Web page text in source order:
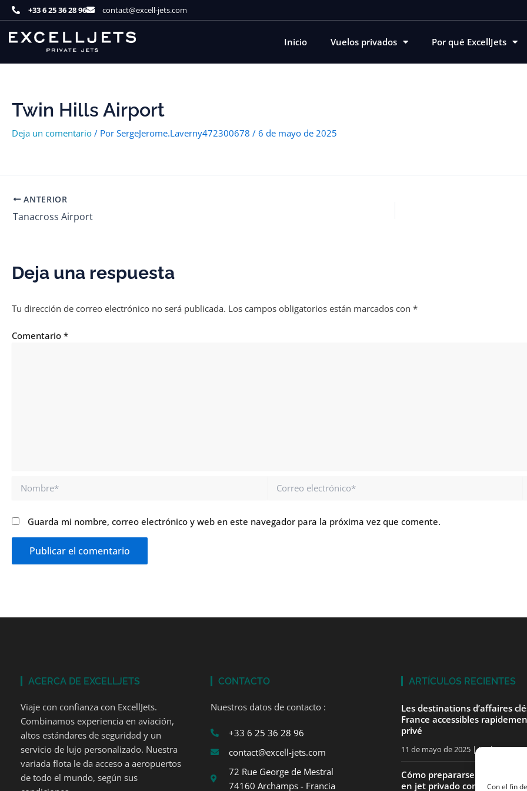
Con el fin
al
contenido
+33 6 25 36 28 96 contact@excell-jets.com
Inicio Vuelos privados Por qué ExcellJets
Twin Hills Airport
Deja un comentario / Por SergeJerome.Laverny472300678 / 6 de mayo de 2025
ANTERIOR
Tanacross Airport
Deja una respuesta
Tu dirección de correo electrónico no será publicada. Los campos obligatorios están marcados con *
Comentario *
Nombre*
Correo
Guarda mi nombre, correo electrónico y web en este navegador para la próxima vez que comente.
ACERCA DE EXCELLJETS
Viaje con confianza con ExcellJets.
Combinamos experiencia en aviación,
altos estándares de seguridad y un
servicio de lujo personalizado. Nuestra
variada flota le da acceso a aeropuertos
de todo el mundo, según sus
CONTACTO
Nuestros datos de contacto :
+33 6 25 36 28 96
contact@excell-jets.com
72 Rue George de Mestral
74160 Archamps - Francia
ARTÍCULOS RECIENTES
Les destinations d’affaires
France accessibles
privé
11 de mayo de 2025 No hay
Cómo prepararse para su
en jet privado con ExcellJets